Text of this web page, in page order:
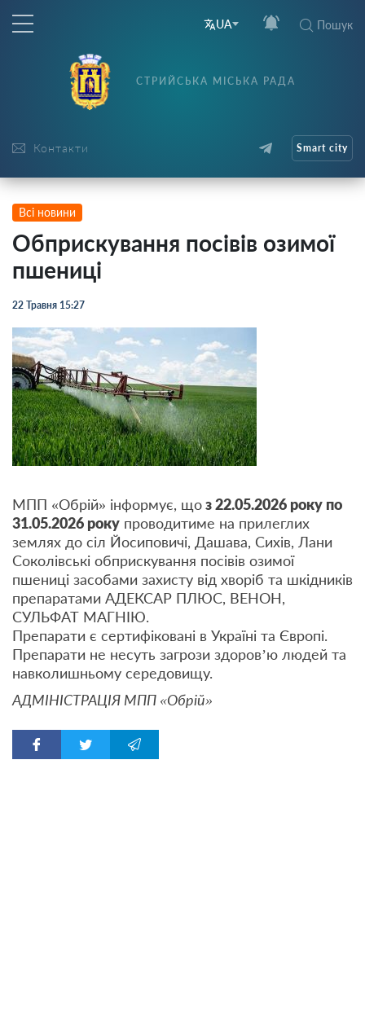
UA Пошук
Контакти
СТРИЙСЬКА МІСЬКА РАДА
Smart city
Всі новини
Обприскування посівів озимої
пшениці
22 Травня 15:27
МПП «Обрій» інформує, щоз 22.05.2026 року по
31.05.2026 року проводитиме на прилеглих
землях до сіл Йосиповичі, Дашава, Сихів, Лани
Соколівські обприскування посівів озимої
пшениці засобами захисту від хворіб та шкідників
препаратами АДЕКСАР ПЛЮС, ВЕНОН,
СУЛЬФАТ МАГНІЮ.
Препарати є сертифіковані в Україні та Європі.
Препарати не несуть загрози здоров’ю людей та
навколишньому середовищу.
АДМІНІСТРАЦІЯ МПП «Обрій»